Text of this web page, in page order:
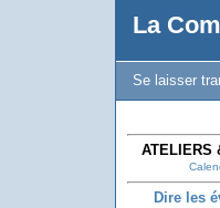
La
Se laisser
ATELIERS
Dire les